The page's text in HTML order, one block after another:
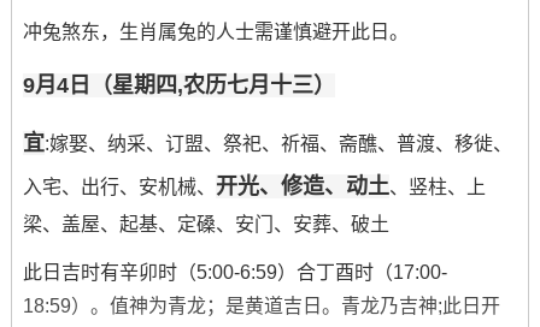
冲兔煞东，生肖属兔的人士需谨慎避开此日。
9月4日（星期四,农历七月十三）
宜:嫁娶、纳采、订盟、祭祀、祈福、斋醮、普渡、移徙、
入宅、出行、安机械、 开光、修造、动土、竖柱、上
梁、盖屋、起基、定磉、安门、安葬、破土
此日吉时有辛卯时（5:00-6:59）合丁酉时（17:00-
18:59）。值神为青龙；是黄道吉日。青龙乃吉神;此日开